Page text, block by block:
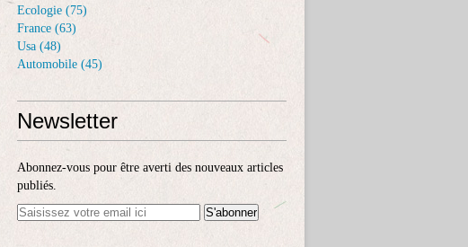
Ecologie (75)
France (63)
Usa (48)
Automobile (45)
Newsletter
Abonnez-vous pour être averti des nouveaux articles
publiés.